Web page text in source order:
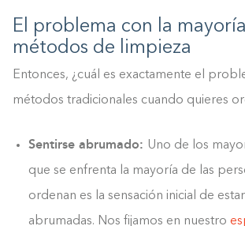
El problema con la
métodos de limpieza
Entonces, ¿cuál es exactamente el
métodos tradicionales cuando quieres
Sentirse abrumado: Uno de los
que se enfrenta la mayoría de las
ordenan es la sensación inicial de
abrumadas. Nos fijamos en nuestro